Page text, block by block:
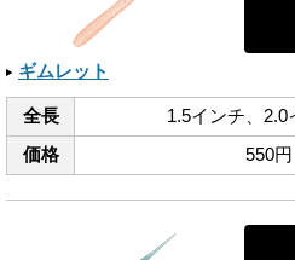
ギムレット
全長
1.5インチ、​2.0
価格
550円